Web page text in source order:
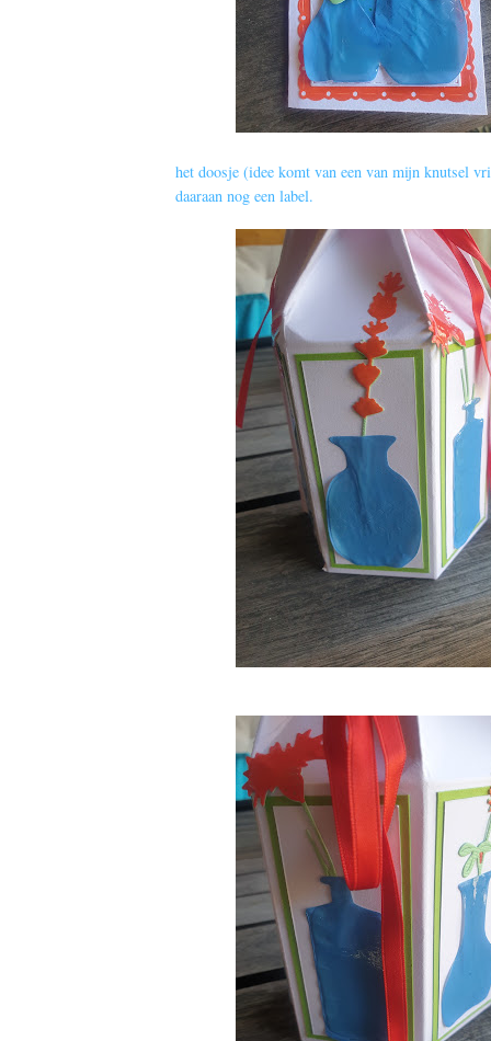
het doosje (idee komt van een van mijn knutsel
daaraan nog een label.